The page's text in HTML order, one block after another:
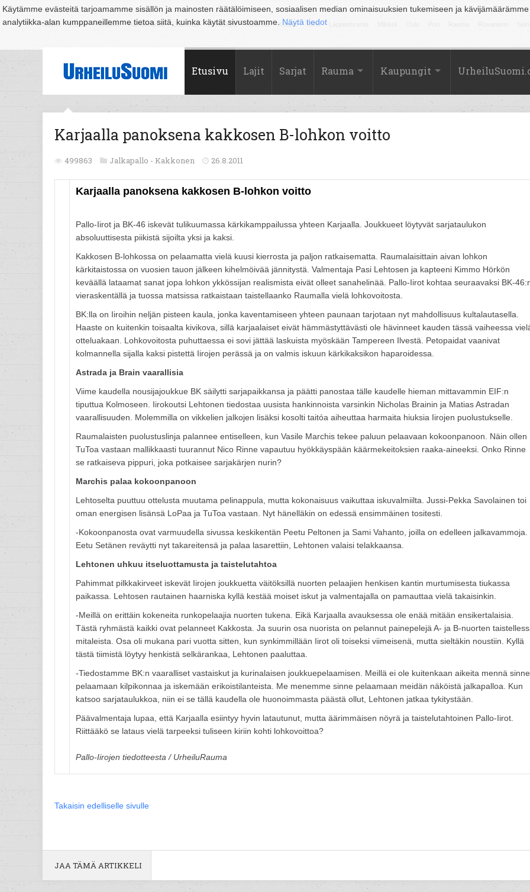
Käytämme evästeitä tarjoamamme sisällön ja mainosten räätälöimiseen, sosiaalisen median ominaisuuksien tukemiseen ja
analytiikka-alan kumppaneillemme tietoa siitä, kuinka käytät sivustoamme. Näytä tiedot
Suomi Espoo Helsinki Hämeenlinna Joensuu Jyväskylä Kouvola Kuopio Lahti
Etusivu Lajit Sarjat Rauma Kaupungit
Karjaalla panoksena kakkosen B-lohkon voitto
499863 Jalkapallo - Kakkonen 26.8.2011
Karjaalla panoksena kakkosen B-lohkon voitto
Pallo-Iirot ja BK-46 iskevät tulikuumassa kärkikamppailussa yhteen Karjaalla. Joukkueet löytyvät sarjataulukon
absoluuttisesta piikistä sijoilta yksi ja kaksi.
Kakkosen B-lohkossa on pelaamatta vielä kuusi kierrosta ja paljon ratkaisematta. Raumalaisittain aivan lohkon
kärkitaistossa on vuosien tauon jälkeen kihelmöivää jännitystä. Valmentaja Pasi Lehtosen ja kapteeni Kimmo Hörkön
keväällä lataamat sanat jopa lohkon ykkössijan realismista eivät olleet sanahelinää. Pallo-Iirot kohtaa seuraavaksi BK-
vieraskentällä ja tuossa matsissa ratkaistaan taistellaanko Raumalla vielä lohkovoitosta.
BK:lla on Iiroihin neljän pisteen kaula, jonka kaventamiseen yhteen paunaan tarjotaan nyt mahdollisuus kultalautasella.
Haaste on kuitenkin toisaalta kivikova, sillä karjaalaiset eivät hämmästyttävästi ole hävinneet kauden tässä vaiheessa
otteluakaan. Lohkovoitosta puhuttaessa ei sovi jättää laskuista myöskään Tampereen Ilvestä. Petopaidat vaanivat
kolmannella sijalla kaksi pistettä Iirojen perässä ja on valmis iskuun kärkikaksikon haparoidessa.
Astrada ja Brain vaarallisia
Viime kaudella nousijajoukkue BK säilytti sarjapaikkansa ja päätti panostaa tälle kaudelle hieman mittavammin EIF:n
tiputtua Kolmoseen. Iirokoutsi Lehtonen tiedostaa uusista hankinnoista varsinkin Nicholas Brainin ja Matias Astradan
vaarallisuuden. Molemmilla on vikkelien jalkojen lisäksi kosolti taitóa aiheuttaa harmaita hiuksia Iirojen puolustukselle.
Raumalaisten puolustuslinja palannee entiselleen, kun Vasile Marchis tekee paluun pelaavaan kokoonpanoon. Näin ollen
TuToa vastaan mallikkaasti tuurannut Nico Rinne vapautuu hyökkäyspään käärmekeitoksien raaka-aineeksi. Onko Rinne
se ratkaiseva pippuri, joka potkaisee sarjakärjen nurin?
Marchis palaa kokoonpanoon
Lehtoselta puuttuu ottelusta muutama pelinappula, mutta kokonaisuus vaikuttaa iskuvalmiilta. Jussi-Pekka Savolainen toi
oman energisen lisänsä LoPaa ja TuToa vastaan. Nyt hänelläkin on edessä ensimmäinen tositesti.
-Kokoonpanosta ovat varmuudella sivussa keskikentän Peetu Peltonen ja Sami Vahanto, joilla on edelleen jalkavammoja.
Eetu Setänen reväytti nyt takareitensä ja palaa lasarettiin, Lehtonen valaisi telakkaansa.
Lehtonen uhkuu itseluottamusta ja taistelutahtoa
Pahimmat pilkkakirveet iskevät Iirojen joukkuetta väitöksillä nuorten pelaajien henkisen kantin murtumisesta tiukassa
paikassa. Lehtosen rautainen haarniska kyllä kestää moiset iskut ja valmentajalla on pamauttaa vielä takaisinkin.
-Meillä on erittäin kokeneita runkopelaajia nuorten tukena. Eikä Karjaalla avauksessa ole enää mitään ensikertalaisia.
Tästä ryhmästä kaikki ovat pelanneet Kakkosta. Ja suurin osa nuorista on pelannut painepelejä A- ja B-nuorten
mitaleista. Osa oli mukana pari vuotta sitten, kun synkimmillään Iirot oli toiseksi viimeisenä, mutta sieltäkin noustiin. Kyllä
tästä tiimistä löytyy henkistä selkärankaa, Lehtonen paaluttaa.
-Tiedostamme BK:n vaaralliset vastaiskut ja kurinalaisen joukkuepelaamisen. Meillä ei ole kuitenkaan aikeita mennä sinne
pelaamaan kilpikonnaa ja iskemään erikoistilanteista. Me menemme sinne pelaamaan meidän näköistä jalkapalloa. Kun
katsoo sarjataulukkoa, niin ei se tällä kaudella ole huonoimmasta päästä ollut, Lehtonen jatkaa tykitystään.
Päävalmentaja lupaa, että Karjaalla esiintyy hyvin latautunut, mutta äärimmäisen nöyrä ja taistelutahtoinen Pallo-Iirot.
Riittääkö se lataus vielä tarpeeksi tuliseen kiriin kohti lohkovoittoa?
Pallo-Iirojen tiedotteesta / UrheiluRauma
Takaisin edelliselle sivulle
JAA TÄMÄ ARTIKKELI